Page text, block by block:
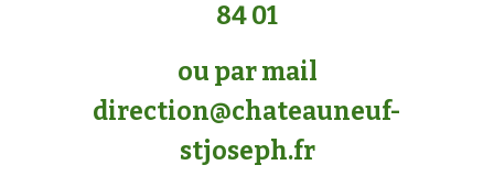
84 01
ou par mail
direction@chateauneuf-
stjoseph.fr